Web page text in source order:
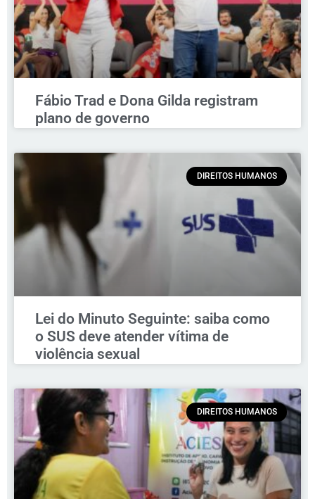
Fábio Trad e Dona Gilda registram
plano de governo
DIREITOS HUMANOS
Lei do Minuto Seguinte: saiba como
o SUS deve atender vítima de
violência sexual
DIREITOS HUMANOS